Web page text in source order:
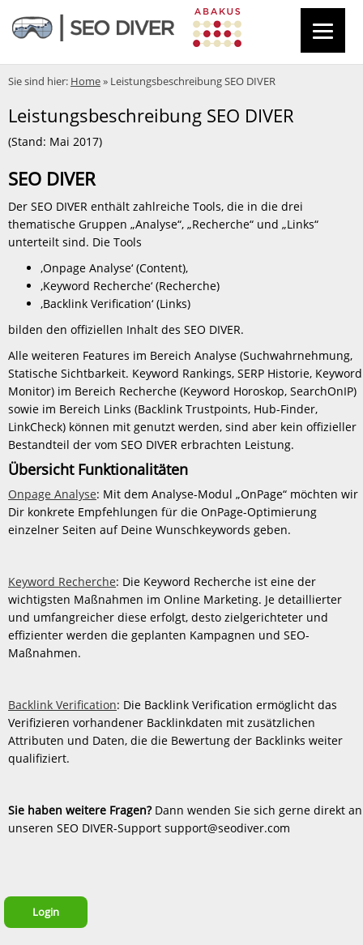
Sie sind hier: Home» Leistungsbeschreibung SEO DIVER
Leistungsbeschreibung SEO DIVER
(Stand: Mai 2017)
SEO DIVER
Der SEO DIVER enthält zahlreiche Tools, die in die drei
thematische Gruppen „Analyse“, „Recherche“ und „Links“
unterteilt sind. Die Tools
‚Onpage Analyse‘ (Content),
‚Keyword Recherche‘ (Recherche)
‚Backlink Verification‘ (Links)
bilden den offiziellen Inhalt des SEO DIVER.
Alle weiteren Features im Bereich Analyse (Suchwahrnehmung,
Statische Sichtbarkeit. Keyword Rankings, SERP Historie, Keyword
Monitor) im Bereich Recherche (Keyword Horoskop, SearchOnIP)
sowie im Bereich Links (Backlink Trustpoints, Hub-Finder,
LinkCheck) können mit genutzt werden, sind aber kein offizieller
Bestandteil der vom SEO DIVER erbrachten Leistung.
Übersicht Funktionalitäten
Onpage Analyse: Mit dem Analyse-Modul „OnPage“ möchten wir
Dir konkrete Empfehlungen für die OnPage-Optimierung
einzelner Seiten auf Deine Wunschkeywords geben.
Keyword Recherche: Die Keyword Recherche ist eine der
wichtigsten Maßnahmen im Online Marketing. Je detaillierter
und umfangreicher diese erfolgt, desto zielgerichteter und
effizienter werden die geplanten Kampagnen und SEO-
Maßnahmen.
Backlink Verification: Die Backlink Verification ermöglicht das
Verifizieren vorhandener Backlinkdaten mit zusätzlichen
Attributen und Daten, die die Bewertung der Backlinks weiter
qualifiziert.
Sie haben weitere Fragen?Dann wenden Sie sich gerne direkt an
unseren SEO DIVER-Support support@seodiver.com
Login